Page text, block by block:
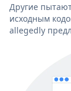
Другие
исходным
allegedly